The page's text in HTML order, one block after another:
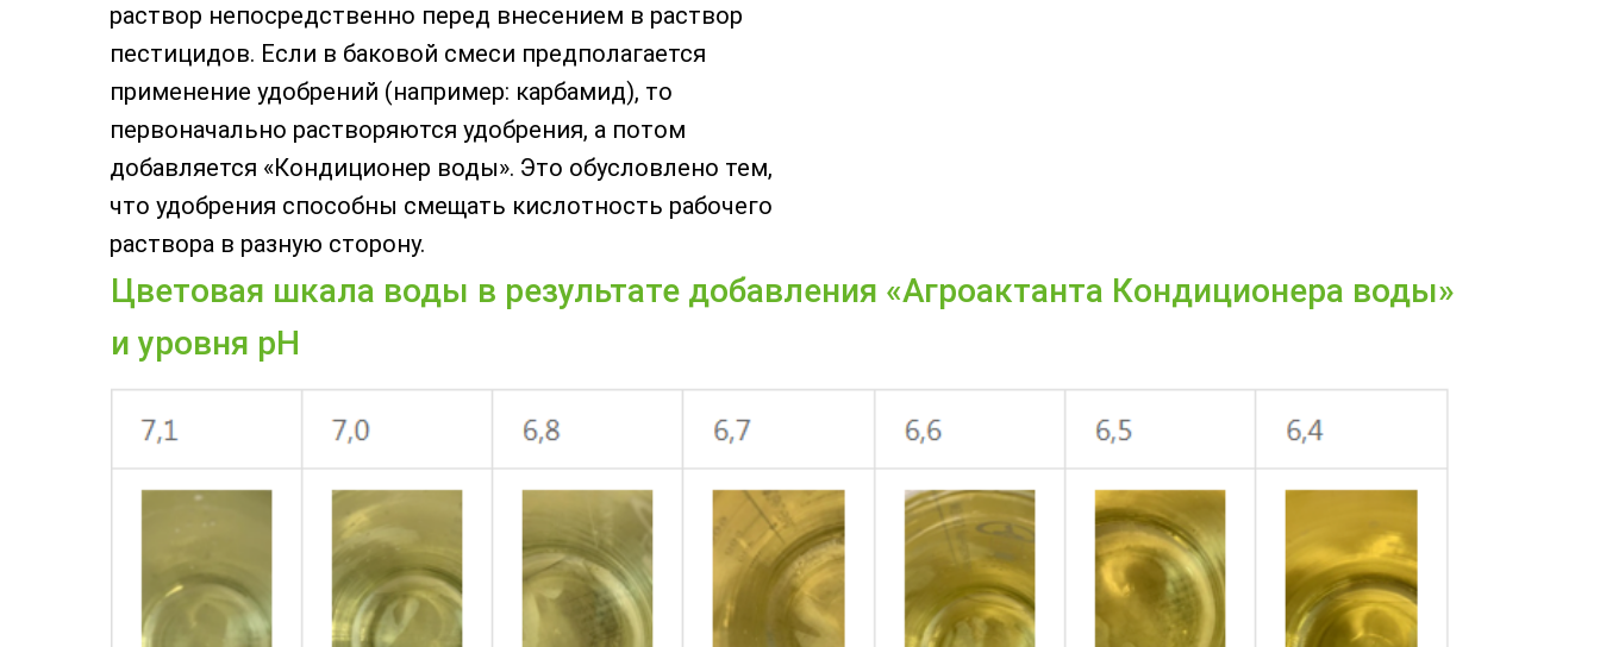
Цветовая шкала воды в результате добавления «Агроактанта Кондиционера воды»
и уровня pH
раствор непосредственно перед внесением в раствор
пестицидов. Если в баковой смеси предполагается
применение удобрений (например: карбамид), то
первоначально растворяются удобрения, а потом
добавляется «Кондиционер воды». Это обусловлено тем,
что удобрения способны смещать кислотность рабочего
раствора в разную сторону.